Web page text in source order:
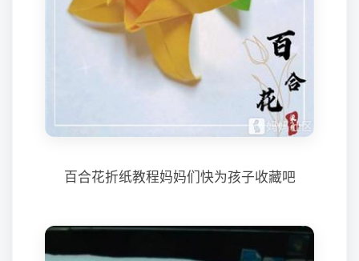
百合花折纸教程妈妈们快为孩子收藏吧